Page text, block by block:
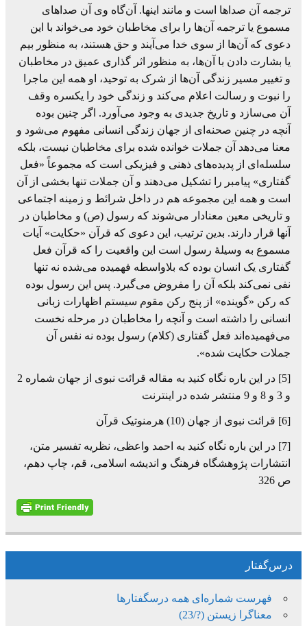
ترجمه آن صداها است و مانند اینها. آن‌گاه وی آن صداهای
مسموع یا ترجمه آن‌ها را برای مخاطبان خود می‌خواند با این
دعوی که آن‌ها از سوی خدا می‌آیند و حق هستند، به منظور بیم
یا بشارت دادن با آن‌ها، به منظور اثر گذاری عمیق در مخاطبان
و تغییر مسیر زندگی آن‌ها از شرک به توحید، او همه این ماجرا
را نبوت و رسالت اعلام می‌کند و زندگی خود را یکسره وقف
آن می‌‌سازد و تاریخ جدیدی به وجود می‌آورد. اگر چنین بوده
آنچه در چنین صحنه‌ای از جهان زندگی انسانی مفهوم می‌شود و
معنا می‌دهد آن جملات خوانده شده برای مخاطبان نیست، بلکه
سلسله‌ای از پدیده‌های ذهنی و فیزیکی است که مجموعاً «فعل
گفتاری» پیامبر را تشکیل می‌دهند و آن جملات تنها بخشی از آن
است و همه این مجموعه هم در داخل شرائط و زمینه اجتماعی
و تاریخی معین معنادار می‌شوند که رسول (ص) و مخاطبان در
آنها قرار دارند. بدین ترتیب، این دعوی که قرآن «حکایت» آیات
مسموع به وسیلۀ رسول است این واقعیت را که قرآن فعل
گفتاری یک انسان بوده که بلاواسطه فهمیده می‌شده نه تنها
نفی نمی‌کند بلکه آن را مفروض می‌گیرد. پس این رسول بوده
که رکن «گوینده» از پنج رکن مقوم سیستم اظهارات زبانی
انسانی را داشته است و آنچه را مخاطبان در مرحله نخست
می‌فهمیده‌اند فعل گفتاری (کلام) رسول بوده نه نفس آن
جملات حکایت شده».
[5] در این باره نگاه کنید به مقاله قرائت نبوی از جهان شماره 2
و 3 و 8 و 9 منتشر شده در اینترنت
[6] قرائت نبوی از جهان (10) هرمنوتیک قرآن
[7] در این باره نگاه کنید به احمد واعظی، نظریه تفسیر متن،
انتشارات پژوهشگاه فرهنگ و اندیشه اسلامی، قم، چاپ دهم،
ص 326
درس‌گفتار
فهرست شماره‌ای همه درسگفتارها
معناگرا زیستن (?/23)